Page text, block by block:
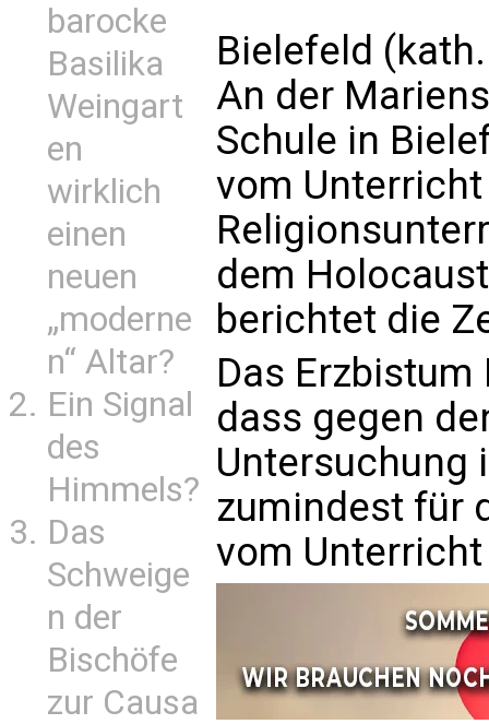
barocke
Basilika
Weingart
en
wirklich
einen
neuen
„moderne
n“ Altar?
Ein Signal
des
Himmels?
Das
Schweige
n der
Bischöfe
zur Causa
Bielefeld
An der
Schule in
vom
dem
berichtet die
Das
dass gegen
Untersuchung
zumindest für
vom